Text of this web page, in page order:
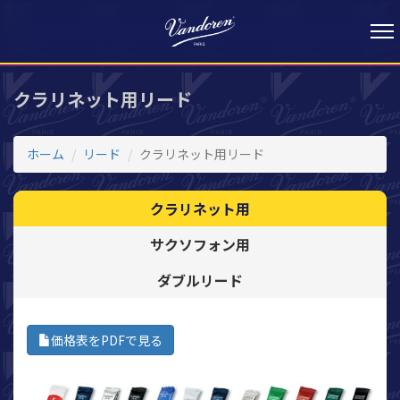
クラリネット用リード
ホーム リード クラリネット用リード
クラリネット用
サクソフォン用
ダブルリード
価格表をPDFで見る